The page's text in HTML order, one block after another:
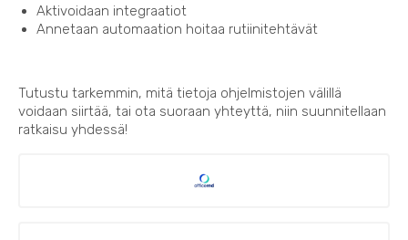
Aktivoidaan integraatiot
Annetaan automaation hoitaa rutiinitehtävät
Tutustu tarkemmin, mitä tietoja ohjelmistojen välillä
voidaan siirtää, tai ota suoraan yhteyttä, niin suunnitellaan
ratkaisu yhdessä!